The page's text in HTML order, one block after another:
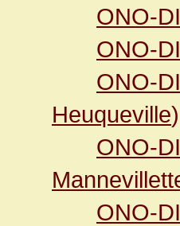
ONO-
ONO-
ONO-
Heuqueville)
ONO-
ONO-